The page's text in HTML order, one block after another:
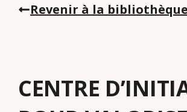
Revenir à la bibliothèque
CENTRE